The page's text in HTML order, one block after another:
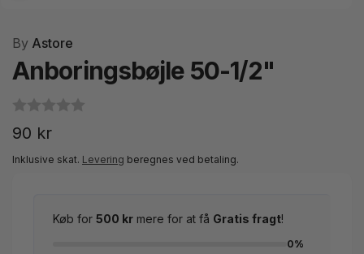
By Astore
Anboringsbøjle 50-1/2"
Normalpris
90 kr
Inklusive skat. Levering beregnes ved betaling.
Køb for 500 kr mere for at få Gratis fragt!
0%